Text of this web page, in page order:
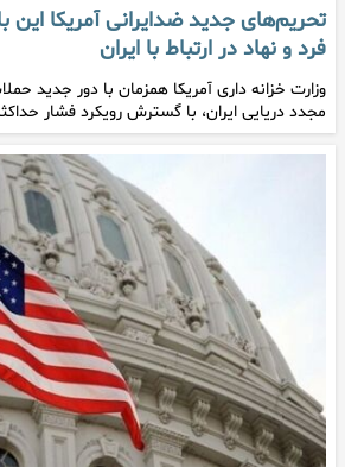
فرد و نهاد در ارتباط با ایران
وزارت خزانه داری آمریکا همزمان با دور جدید
مجدد دریایی ایران، با گسترش رویکرد فشار